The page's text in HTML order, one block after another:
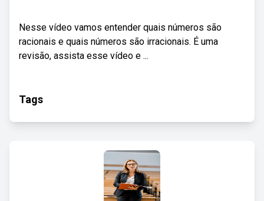
Nesse vídeo vamos entender quais números são
racionais e quais números são irracionais. É uma
revisão, assista esse vídeo e ...
Tags